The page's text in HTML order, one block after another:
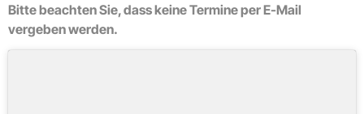
Bitte beachten Sie, dass keine Termine per E-Mail
vergeben werden.